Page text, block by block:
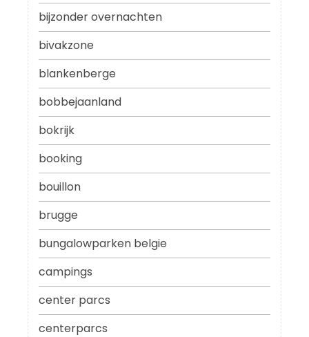
bijzonder overnachten
bivakzone
blankenberge
bobbejaanland
bokrijk
booking
bouillon
brugge
bungalowparken belgie
campings
center parcs
centerparcs